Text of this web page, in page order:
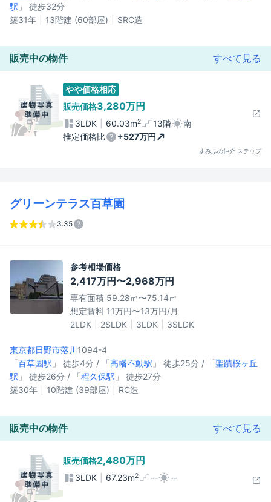
駅 」 徒歩32分
築31年
13階建 (60部屋) SRC造
販売中の物件 すべて見る
やや価格相応
販売価格3,280万円
3LDK 60.03m2 13階
南
推定価格比
+527万円
すみふの仲介 ステップ
グリーンテラス百草園
3.35
参考相場価格
2,417万円〜2,968万円
専有面積 59.28㎡〜75.14㎡
想定賃料 11万円〜13万円/月
2LDK
2SLDK 3LDK 3SLDK
東京都日野市落川1094-4
「百草園駅 」 徒歩4分 / 「高幡不動駅 」 徒歩25分 / 「聖蹟桜ヶ丘
駅 」 徒歩26分 / 「程久保駅 」 徒歩27分
築30年
10階建 (39部屋) RC造
販売中の物件 すべて見る
販売価格2,480万円
3LDK 67.23m2 -- --